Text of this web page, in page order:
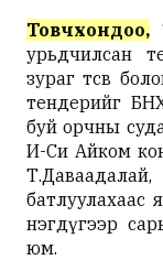
Товчхондоо,
урьдчилсан
зураг төсөв
тендерийг
буй орчны
И-Си Айком
батлуулахаас
нэгдүгээр
юм.